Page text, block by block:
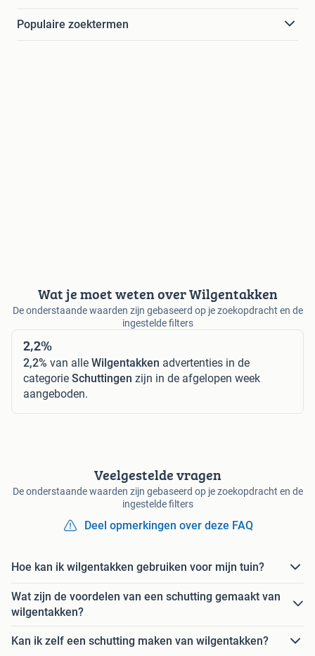
Populaire zoektermen
Wat je moet weten over Wilgentakken
De onderstaande waarden zijn gebaseerd op je zoekopdracht en de
ingestelde filters
2,2%
2,2% van alle Wilgentakken advertenties in de
categorie Schuttingen zijn in de afgelopen week
aangeboden.
Veelgestelde vragen
De onderstaande waarden zijn gebaseerd op je zoekopdracht en de
ingestelde filters
Deel opmerkingen over deze FAQ
Hoe kan ik wilgentakken gebruiken voor mijn tuin?
Wat zijn de voordelen van een schutting gemaakt van
wilgentakken?
Kan ik zelf een schutting maken van wilgentakken?